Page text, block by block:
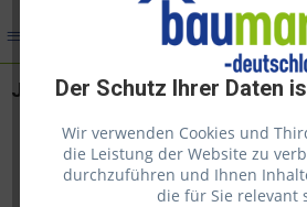
Der Schutz Ihrer Daten
Wir verwenden Cookies und
die Leistung der Website zu
durchzuführen und Ihnen
die für Sie relevant
Juliana Fliegenbeine klein 15